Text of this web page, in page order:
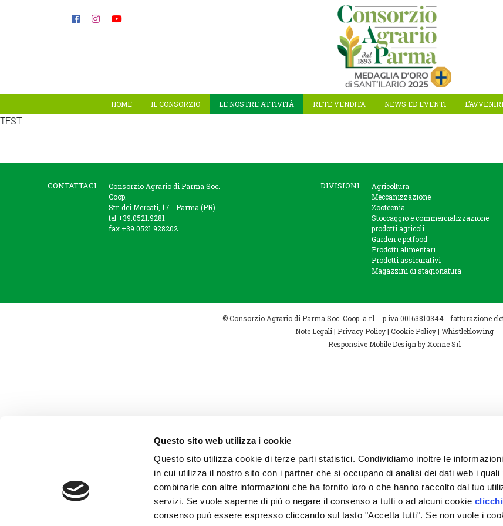
Questo sito web utilizza i cookie
Questo sito utilizza cookie di terze parti statistici. Condividiamo inoltre le
in cui utilizza il nostro sito con i partner che si occupano di analisi dei dati web i quali
combinarle con altre informazioni che ha fornito loro o che hanno raccolto dal tuo
servizi. Se vuole saperne di più o negare il consenso a tutti o ad alcuni cookie
consenso può essere espresso cliccando sul tasto "Accetta tutti". Se non vuole i
HOME IL CONSORZIO LE NOSTRE ATTIVITÀ RETE VENDITA NEWS ED EVENTI
TEST
CONTATTACI
Consorzio Agrario di Parma Soc.
Coop.
Str. dei Mercati, 17 - Parma (PR)
tel +39.0521.9281
fax +39.0521.928202
DIVISIONI
Agricoltura
Meccanizzazione
Zootecnia
Stoccaggio e commercializzazione
prodotti agricoli
Garden e petfood
Prodotti alimentari
Prodotti assicurativi
Magazzini di stagionatura
© Consorzio Agrario di Parma Soc. Coop. a.r.l. - p.iva 00163810344 - fatturazione
Note Legali | Privacy Policy| Cookie Policy| Whistleblowing
Responsive Mobile Design by Xonne Srl